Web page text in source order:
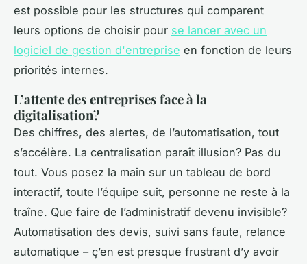
est possible pour les structures qui comparent
leurs options de choisir pour se lancer avec un
logiciel de gestion d'entreprise en fonction de leurs
priorités internes.
L’attente des entreprises face à la
digitalisation?
Des chiffres, des alertes, de l’automatisation, tout
s’accélère. La centralisation paraît illusion? Pas du
tout. Vous posez la main sur un tableau de bord
interactif, toute l’équipe suit, personne ne reste à la
traîne. Que faire de l’administratif devenu invisible?
Automatisation des devis, suivi sans faute, relance
automatique – ç’en est presque frustrant d’y avoir